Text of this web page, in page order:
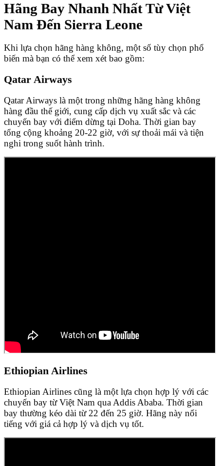
Hãng Bay Nhanh Nhất Từ Việt
Nam Đến Sierra Leone
Khi lựa chọn hãng hàng không, một số tùy chọn phổ
biến mà bạn có thể xem xét bao gồm:
Qatar Airways
Qatar Airways là một trong những hãng hàng không
hàng đầu thế giới, cung cấp dịch vụ xuất sắc và các
chuyến bay với điểm dừng tại Doha. Thời gian bay
tổng cộng khoảng 20-22 giờ, với sự thoải mái và tiện
nghi trong suốt hành trình.
Ethiopian Airlines
Ethiopian Airlines cũng là một lựa chọn hợp lý với các
chuyến bay từ Việt Nam qua Addis Ababa. Thời gian
bay thường kéo dài từ 22 đến 25 giờ. Hãng này nổi
tiếng với giá cả hợp lý và dịch vụ tốt.